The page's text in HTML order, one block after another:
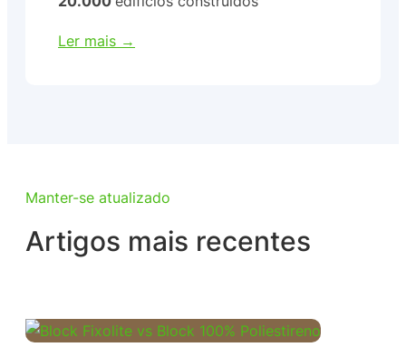
Ler mais →
Manter-se atualizado
Artigos mais recentes